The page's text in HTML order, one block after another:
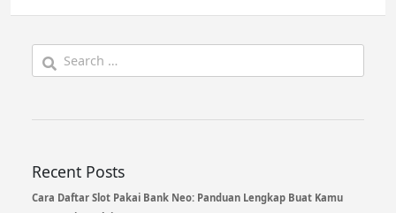
for:
Recent Posts
Cara Daftar Slot Pakai Bank Neo: Panduan Lengkap Buat Kamu